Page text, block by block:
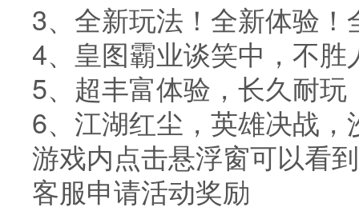
3、全新玩法！全新体验！
4、皇图霸业谈笑中，不胜
5、超丰富体验，长久耐玩
6、江湖红尘，英雄决战
游戏内点击悬浮窗可以看
客服申请活动奖励